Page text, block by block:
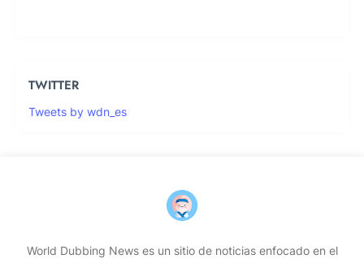
TWITTER
Tweets by wdn_es
World Dubbing News es un sitio de noticias enfocado en el